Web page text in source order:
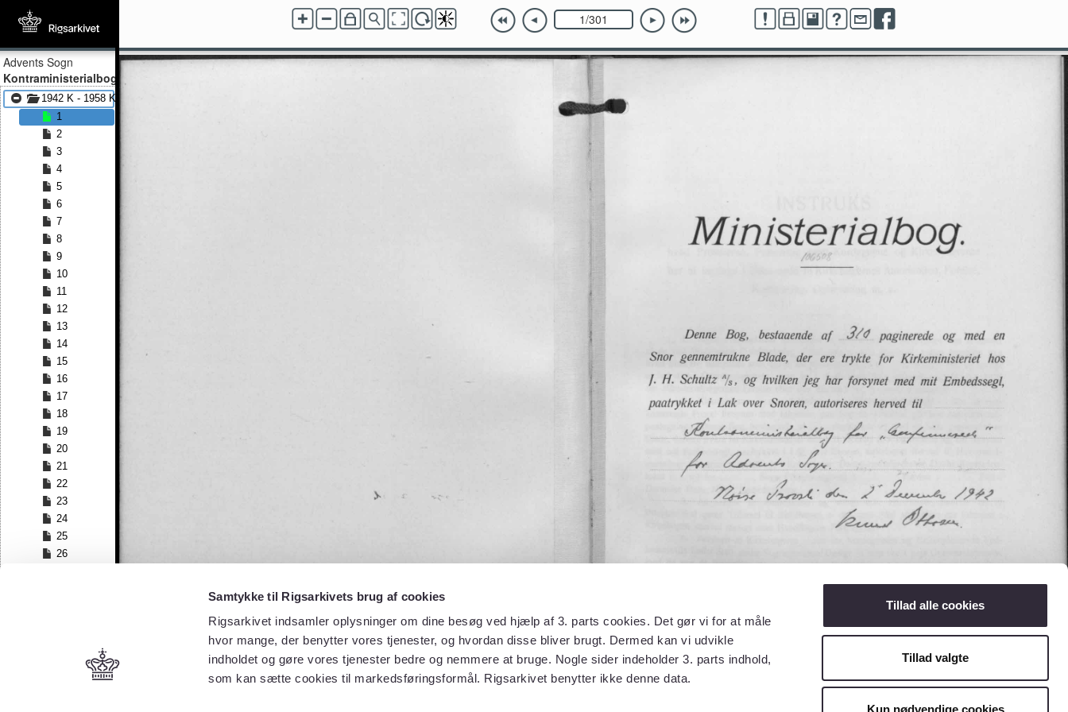
Samtykke til Rigsarkivets brug af cookies
Rigsarkivet indsamler oplysninger om dine besøg ved hjælp af 3. parts cookies. Det gør vi for at måle
hvor mange, der benytter vores tjenester, og hvordan disse bliver brugt. Dermed kan vi udvikle
indholdet og gøre vores tjenester bedre og nemmere at bruge. Nogle sider indeholder 3. parts indhold,
som kan sætte cookies til markedsføringsformål. Rigsarkivet benytter ikke denne data.
Tillad alle cookies
Tillad valgte
Kun nødvendige cookies
Advents Sogn
Kontraministerialbog
1942 K - 1958 K
1
2
3
4
5
6
7
8
9
10
11
12
13
14
15
16
17
18
19
20
21
22
23
24
25
26